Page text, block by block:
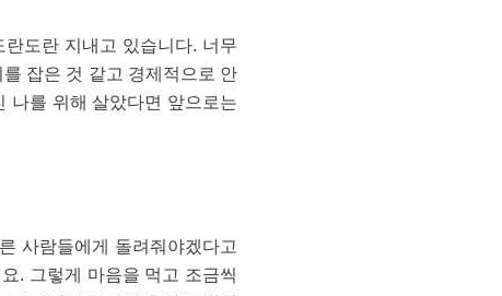
도란 지내고 있습니다. 너무
잡은 것 같고 경제적으로 안
나를 위해 살았다면 앞으로는
사람들에게 돌려줘야겠다고
. 그렇게 마음을 먹고 조금씩